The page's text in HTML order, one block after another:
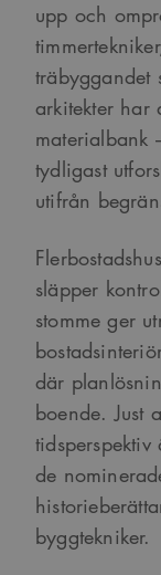
upp och
träbyggandet
arkitekter har
materialbank
tydligast
utifrån
släpper
stomme ger
där
boende. Just
de
byggtekniker.